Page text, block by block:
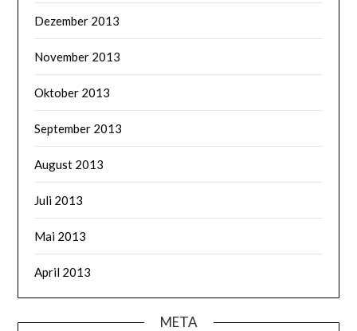
Dezember 2013
November 2013
Oktober 2013
September 2013
August 2013
Juli 2013
Mai 2013
April 2013
META